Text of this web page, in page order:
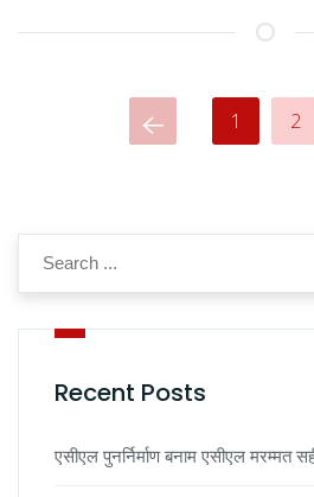
1 2
Recent Posts
एसीएल पुनर्निर्माण बनाम एसीएल मरम्मत